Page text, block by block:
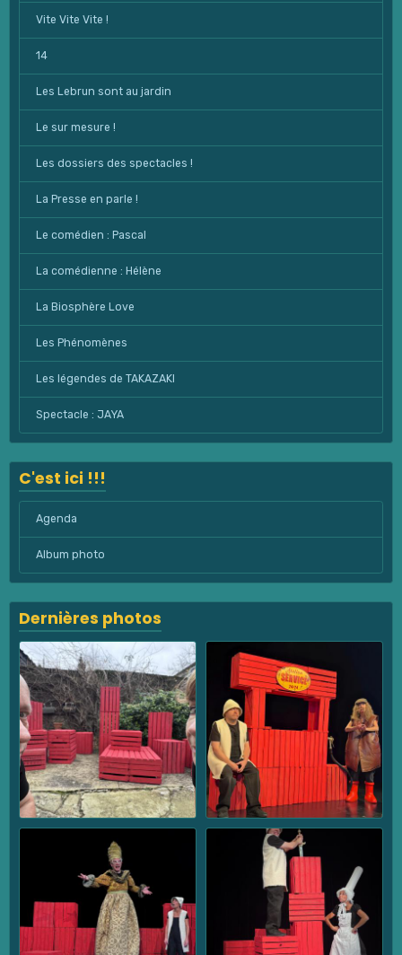
Vite Vite Vite !
14
Les Lebrun sont au jardin
Le sur mesure !
Les dossiers des spectacles !
La Presse en parle !
Le comédien : Pascal
La comédienne : Hélène
La Biosphère Love
Les Phénomènes
Les légendes de TAKAZAKI
Spectacle : JAYA
C'est ici !!!
Agenda
Album photo
Dernières photos